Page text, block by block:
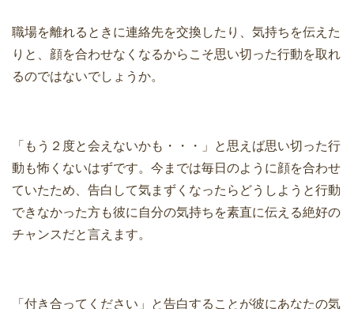
職場を離れるときに連絡先を交換したり、気持ちを伝えた
りと、顔を合わせなくなるからこそ思い切った行動を取れ
るのではないでしょうか。
「もう２度と会えないかも・・・」と思えば思い切った行
動も怖くないはずです。今までは毎日のように顔を合わせ
ていたため、告白して気まずくなったらどうしようと行動
できなかった方も彼に自分の気持ちを素直に伝える絶好の
チャンスだと言えます。
「付き合ってください」と告白することが彼にあなたの気